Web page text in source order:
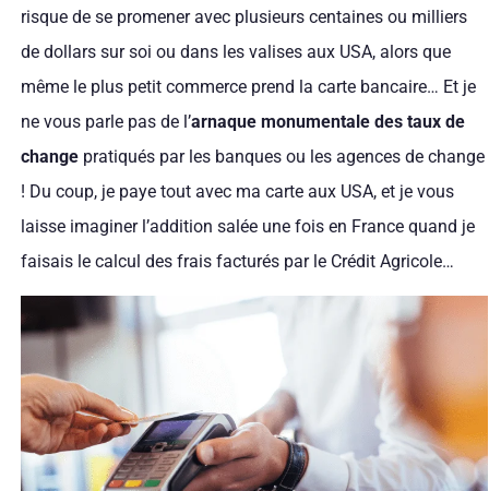
risque de se promener avec plusieurs centaines ou milliers
de dollars sur soi ou dans les valises aux USA, alors que
même le plus petit commerce prend la carte bancaire… Et je
ne vous parle pas de l’arnaque monumentale des taux de
changepratiqués par les banques ou les agences de change
! Du coup, je paye tout avec ma carte aux USA, et je vous
laisse imaginer l’addition salée une fois en France quand je
faisais le calcul des frais facturés par le Crédit Agricole…